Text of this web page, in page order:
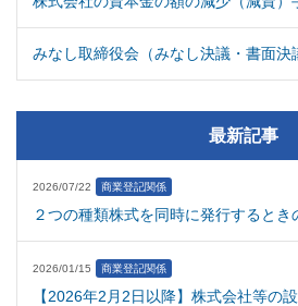
みなし取締役会（みなし決議・書面決
最新記事
2026/07/22 商業登記関係
２つの種類株式を同時に発行するとき
2026/01/15 商業登記関係
【2026年2月2日以降】株式会社等の